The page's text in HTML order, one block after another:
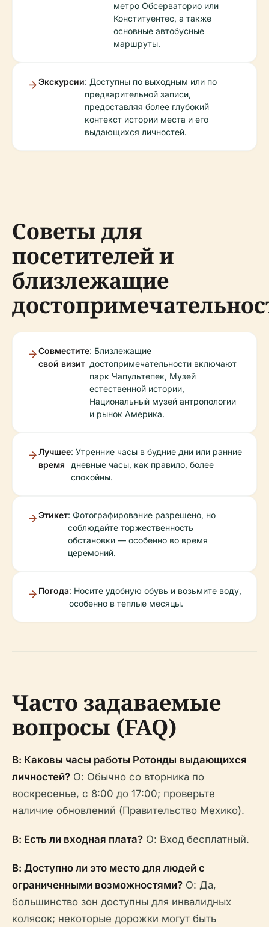
метро Обсерваторио или
Конституентес, а также
основные автобусные
маршруты.
Экскурсии: Доступны по выходным или по
предварительной записи,
предоставляя более глубокий
контекст истории места и его
выдающихся личностей.
Советы для
посетителей и
близлежащие
Совместите
свой визит
: Близлежащие
достопримечательности включают
парк Чапультепек, Музей
естественной истории,
Национальный музей антропологии
и рынок Америка.
Лучшее
время
: Утренние часы в будние дни или ранние
дневные часы, как правило, более
спокойны.
Этикет: Фотографирование разрешено, но
соблюдайте торжественность
обстановки — особенно во время
церемоний.
Погода: Носите удобную обувь и возьмите воду,
особенно в теплые месяцы.
Часто задаваемые
вопросы (FAQ)
В: Каковы часы работы Ротонды выдающихся
личностей? О: Обычно со вторника по
воскресенье, с 8:00 до 17:00; проверьте
наличие обновлений (Правительство Мехико).
В: Есть ли входная плата? О: Вход бесплатный.
В: Доступно ли это место для людей с
ограниченными возможностями? О: Да,
большинство зон доступны для инвалидных
колясок; некоторые дорожки могут быть